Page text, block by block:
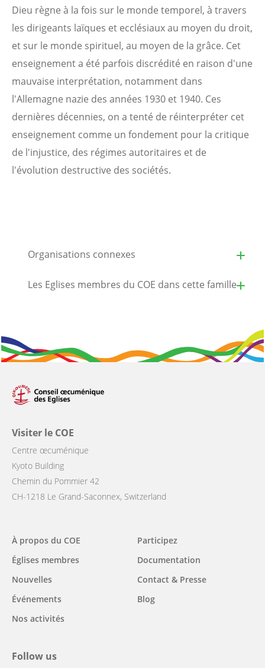
Dieu règne à la fois sur le monde temporel, à travers
les dirigeants laïques et ecclésiaux au moyen du droit,
et sur le monde spirituel, au moyen de la grâce. Cet
enseignement a été parfois discrédité en raison d'une
mauvaise interprétation, notamment dans
l'Allemagne nazie des années 1930 et 1940. Ces
dernières décennies, on a tenté de réinterpréter cet
enseignement comme un fondement pour la critique
de l'injustice, des régimes autoritaires et de
l'évolution destructive des sociétés.
Organisations connexes
Les Eglises membres du COE dans cette famille
Visiter le COE
Centre œcuménique
Kyoto Building
Chemin du Pommier 42
CH-1218 Le Grand-Saconnex, Switzerland
Main
navigation
À propos du COE
Églises membres
Nouvelles
Événements
Nos activités
Participez
Documentation
Contact & Presse
Blog
Follow us